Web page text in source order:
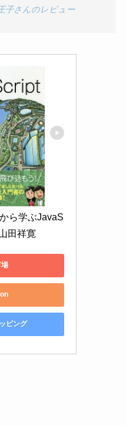
子さんのレビュー
ら学ぶJavaS
田祥寛
ピング